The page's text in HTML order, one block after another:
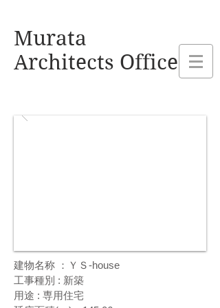
Murata
Architects Office
建物名称 ： ＹＳ-house
工事種別 : 新築
用途 : 専用住宅